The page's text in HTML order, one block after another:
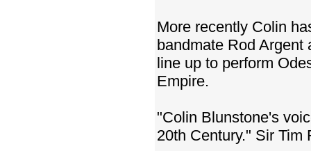
More recently Colin
bandmate Rod Argent
line up to perform
Empire.
"Colin Blunstone's
20th Century." Sir Tim